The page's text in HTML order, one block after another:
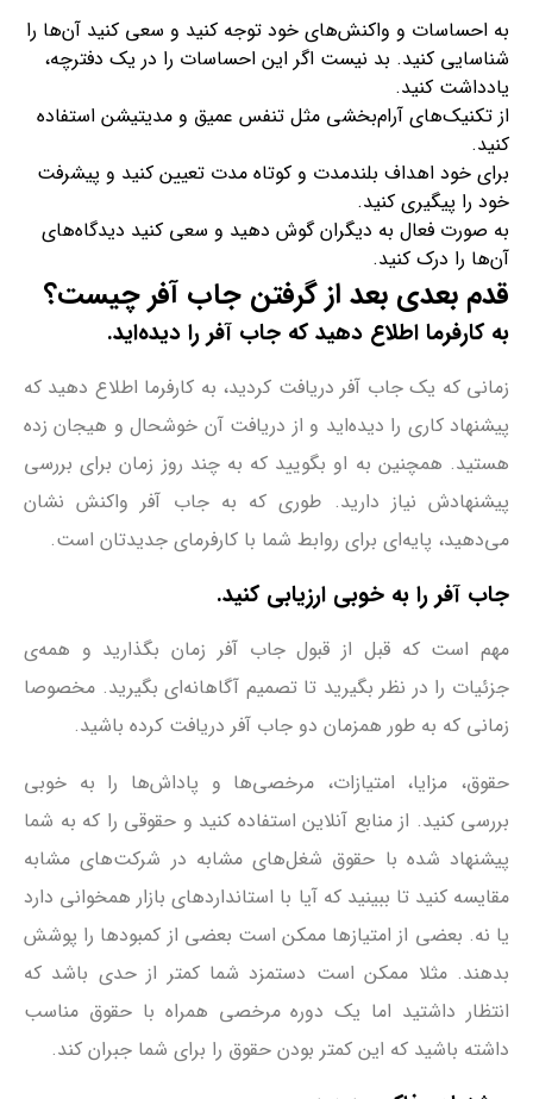
به احساسات و واکنش‌های خود توجه کنید و سعی کنید آن‌ها را
شناسایی کنید. بد نیست اگر این احساسات را در یک دفترچه،
یادداشت کنید.
از تکنیک‌های آرام‌بخشی مثل تنفس عمیق و مدیتیشن استفاده
کنید.
برای خود اهداف بلندمدت و کوتاه مدت تعیین کنید و پیشرفت
خود را پیگیری کنید.
به صورت فعال به دیگران گوش دهید و سعی کنید دیدگاه‌های
آن‌ها را درک کنید.
قدم بعدی بعد از گرفتن جاب آفر چیست؟
به کارفرما اطلاع دهید که جاب آفر را دیده‌اید.
زمانی که یک جاب آفر دریافت کردید، به کارفرما اطلاع دهید که
پیشنهاد کاری را دیده‌اید و از دریافت آن خوشحال و هیجان زده
هستید. همچنین به او بگویید که به چند روز زمان برای بررسی
پیشنهادش نیاز دارید. طوری که به جاب آفر واکنش نشان
می‌دهید، پایه‌ای برای روابط شما با کارفرمای جدیدتان است.
جاب آفر را به خوبی ارزیابی کنید.
مهم است که قبل از قبول جاب آفر زمان بگذارید و همه‌ی
جزئیات را در نظر بگیرید تا تصمیم آگاهانه‌ای بگیرید. مخصوصا
زمانی که به طور همزمان دو جاب آفر دریافت کرده باشید.
حقوق، مزایا، امتیازات، مرخصی‌ها و پاداش‌ها را به خوبی
بررسی کنید. از منابع آنلاین استفاده کنید و حقوقی را که به شما
پیشنهاد شده با حقوق شغل‌های مشابه در شرکت‌های مشابه
مقایسه کنید تا ببینید که آیا با استانداردهای بازار همخوانی دارد
یا نه. بعضی از امتیازها ممکن است بعضی از کمبودها را پوشش
بدهند. مثلا ممکن است دستمزد شما کمتر از حدی باشد که
انتظار داشتید اما یک دوره مرخصی همراه با حقوق مناسب
داشته باشید که این کمتر بودن حقوق را برای شما جبران کند.